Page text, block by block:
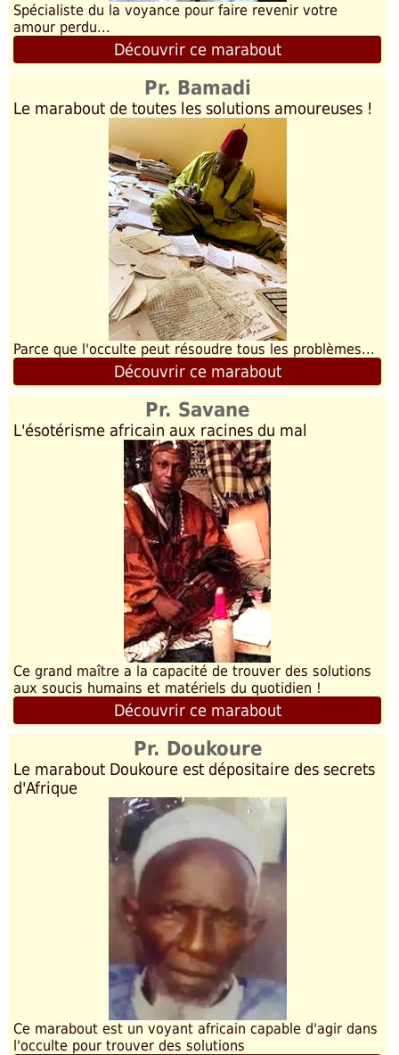
Spécialiste du la voyance pour faire revenir votre
amour perdu...
Découvrir ce marabout
Pr. Bamadi
Le marabout de toutes les solutions amoureuses !
Parce que l'occulte peut résoudre tous les problèmes...
Découvrir ce marabout
Pr. Savane
L'ésotérisme africain aux racines du mal
Ce grand maître a la capacité de trouver des solutions
aux soucis humains et matériels du quotidien !
Découvrir ce marabout
Pr. Doukoure
Le marabout Doukoure est dépositaire des secrets
d'Afrique
Ce marabout est un voyant africain capable d'agir dans
l'occulte pour trouver des solutions